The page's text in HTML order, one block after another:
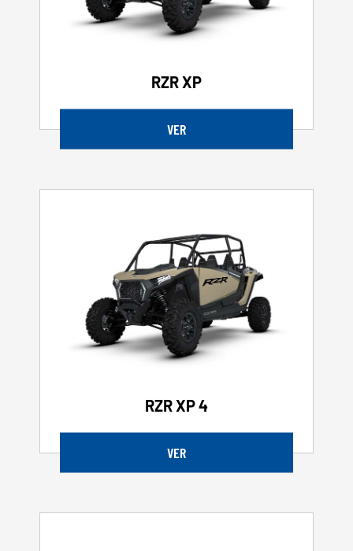
RZR XP
VER
RZR XP 4
VER